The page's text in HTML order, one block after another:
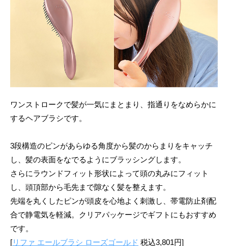
ワンストロークで髪が一気にまとまり、指通りをなめらかに
するヘアブラシです。
3段構造のピンがあらゆる角度から髪のからまりをキャッチ
し、髪の表面をなでるようにブラッシングします。
さらにラウンドフィット形状によって頭の丸みにフィット
し、頭頂部から毛先まで隙なく髪を整えます。
先端を丸くしたピンが頭皮を心地よく刺激し、帯電防止剤配
合で静電気を軽減。クリアパッケージでギフトにもおすすめ
です。
[リファ エールブラシ ローズゴールド 税込3,801円]